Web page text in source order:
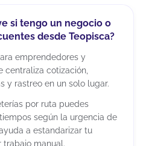
si tengo un negocio o
desde Teopisca?
emprendedores y
centraliza cotización,
y rastreo en un solo lugar.
por ruta puedes
según la urgencia de
a estandarizar tu
trabajo manual.